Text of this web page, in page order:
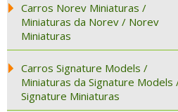
Carros Norev Miniaturas /
Miniaturas da Norev / Norev
Miniaturas
Carros Signature Models /
Miniaturas da Signature Models
Signature Miniaturas